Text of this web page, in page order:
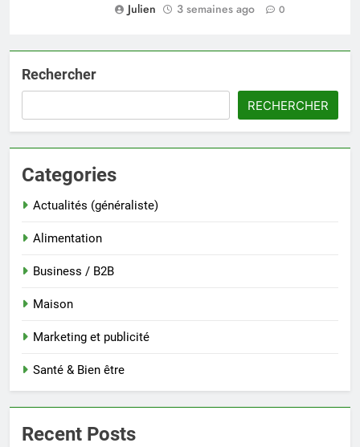
Julien
3 semaines ago 0
Rechercher
RECHERCHER
Categories
Actualités (généraliste)
Alimentation
Business / B2B
Maison
Marketing et publicité
Santé & Bien être
Recent Posts